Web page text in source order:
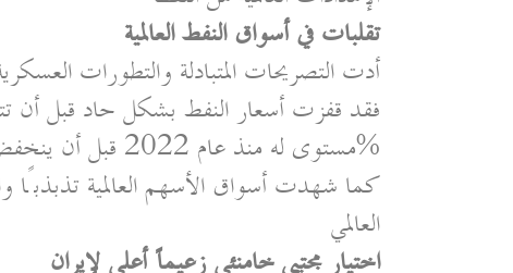
تقلبات في أسواق النفط العالمية
أدت التصريحات المتبادلة والتطورات
فقد قفزت أسعار النفط بشكل حاد قبل أن
مستوى له منذ عام 2022 قبل أن ينخفض بأكثر من 10%
كما شهدت أسواق الأسهم العالمية تذبذبًا
العالمي
اختيار مجتبى خامنئي زعيماً أعلى لإيران